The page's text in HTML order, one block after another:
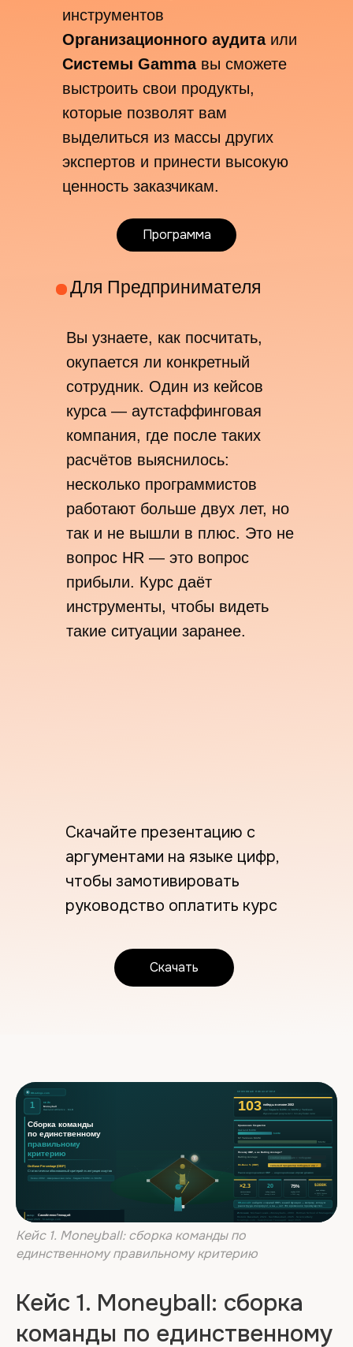
Для Предпринимателя
инструментов
Организационного аудитаили
Системы Gammaвы сможете
выстроить свои продукты,
которые позволят вам
выделиться из массы других
экспертов и принести высокую
ценность заказчикам.
Вы узнаете, как посчитать,
окупается ли конкретный
сотрудник. Один из кейсов
курса — аутстаффинговая
компания, где после таких
расчётов выяснилось:
несколько программистов
работают больше двух лет, но
так и не вышли в плюс. Это не
вопрос HR — это вопрос
прибыли. Курс даёт
инструменты, чтобы видеть
такие ситуации заранее.
Программа
Скачайте презентацию с
аргументами на языке цифр,
чтобы замотивировать
руководство оплатить курс
Скачать
Кейс 1. Moneyball: сборка команды по
единственному правильному критерию
Кейс 1. Moneyball: сборка
команды по единственному